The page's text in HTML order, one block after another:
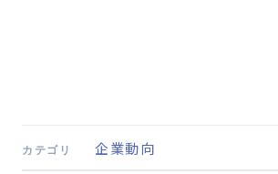
カテゴリ 企業動向